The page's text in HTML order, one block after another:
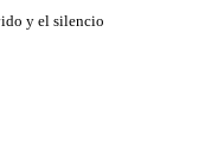
y el silencio